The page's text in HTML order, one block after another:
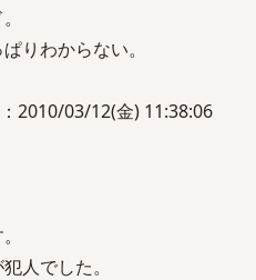
りわからない。
2010/03/12(金) 11:38:06
人でした。